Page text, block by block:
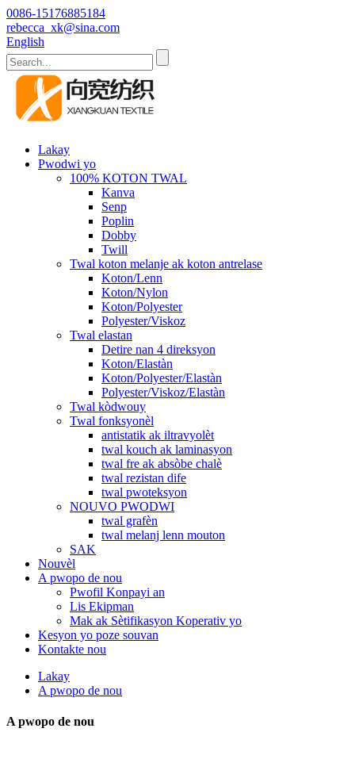
0086-15176885184
rebecca_xk@sina.com
English
Lakay
Pwodwi yo
100% KOTON TWAL
Kanva
Senp
Poplin
Dobby
Twill
Twal koton melanje ak koton antrelase
Koton/Lenn
Koton/Nylon
Koton/Polyester
Polyester/Viskoz
Twal elastan
Detire nan 4 direksyon
Koton/Elastàn
Koton/Polyester/Elastàn
Polyester/Viskoz/Elastàn
Twal kòdwouy
Twal fonksyonèl
antistatik ak iltravyolèt
twal kouch ak laminasyon
twal fre ak absòbe chalè
twal rezistan dife
twal pwoteksyon
NOUVO PWODWI
twal grafèn
twal melanj lenn mouton
SAK
Nouvèl
A pwopo de nou
Pwofil Konpayi an
Lis Ekipman
Mak ak Sètifikasyon Koperativ yo
Kesyon yo poze souvan
Kontakte nou
Lakay
A pwopo de nou
A pwopo de nou